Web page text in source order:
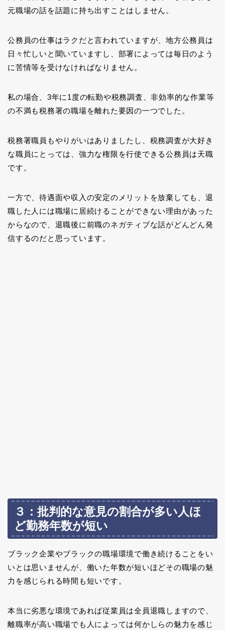
元職場の話を話題に持ち出すことはしません。
公務員の仕事はラクだと言われていますが、地方公務員は
日々忙しいと聞いていますし、部署によっては毎日のよう
に苦情等を受けなければなりません。
私の場合、3年に1度の転勤や税務調査、非効率的な作業等
の不満も税務署の職場を離れた要因の一つでした。
税務署職員もやりがいはありましたし、税務調査が大好き
な職員にとっては、強力な権限を行使できる公務員は天職
です。
一方で、待遇面や収入の安定のメリットを放棄しても、退
職した人には職場に居続けることができない理由があった
からなので、退職後に前職のネガティブな話がどんどん発
信するのだと思っています。
３：批判的な意見の割合が多い人ほ
ど勤務年数が短い
ブラック企業やブラックの職場環境で働き続けることをい
いとは思いませんが、働いた年数が短いほどその職場の魅
力を感じられる時間も短いです。
本当に劣悪な環境であれば従業員は全員退職しますので、
離職率が高い職場でも人によっては何かしらの魅力を感じ